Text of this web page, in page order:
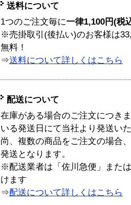
送料について
1つのご注文毎に一律1,100円(税
※売掛取引(後払い)のお客様は
無料！
⇒送料について詳しくはこちら
配送について
在庫がある場合のご注文につき
いる発送日にて当社より発送い
尚、複数の商品をご注文の場合
発送となります。
※配送業者は「佐川急便」また
けます
⇒配送について詳しくはこちら